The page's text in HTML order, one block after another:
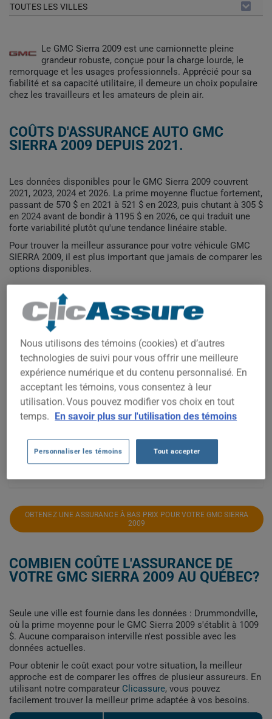
TOUTES LES VILLES
Le GMC Sierra 2009 est une camionnette pleine
grandeur robuste, conçue pour la charge lourde, le
remorquage et les usages professionnels. Apprécié pour sa
fiabilité et sa capacité utilitaire, il demeure un choix populaire
chez les travailleurs et les amateurs de plein air.
COÛTS D'ASSURANCE AUTO GMC
SIERRA 2009 DEPUIS 2021.
Les données disponibles pour le GMC Sierra 2009 couvrent
2021, 2023, 2024 et 2026. La prime moyenne fluctue fortement,
passant de 570 $ en 2021 à 521 $ en 2023, puis chutant à 305 $
en 2024 avant de bondir à 1195 $ en 2026, ce qui traduit une
forte variabilité plutôt qu'une tendance linéaire stable.
Pour trouver la meilleur assurance pour votre véhicule GMC
SIERRA 2009, il est plus important que jamais de comparer les
options disponibles.
600$
800$
1 000$
1 200$
OBTENEZ UNE ASSURANCE À BAS PRIX POUR VOTRE GMC SIERRA
2009
COMBIEN COÛTE L'ASSURANCE DE
VOTRE GMC SIERRA 2009 AU QUÉBEC?
Seule une ville est fournie dans les données : Drummondville,
où la prime moyenne pour le GMC Sierra 2009 s'établit à 1009
$. Aucune comparaison interville n'est possible avec les
données actuelles.
Pour obtenir le coût exact pour votre situation, la meilleur
approche est de comparer les offres de plusieur assureurs. En
utilisant notre comparateur Clicassure, vous pouvez
facilement trouver la meilleur prime adaptée à vos besoins.
Nous utilisons des témoins (cookies) et d’autres
technologies de suivi pour vous offrir une meilleure
expérience numérique et du contenu personnalisé. En
acceptant les témoins, vous consentez à leur
utilisation. Vous pouvez modifier vos choix en tout
temps. En savoir plus sur l'utilisation des témoins
Personnaliser les témoins Tout accepter